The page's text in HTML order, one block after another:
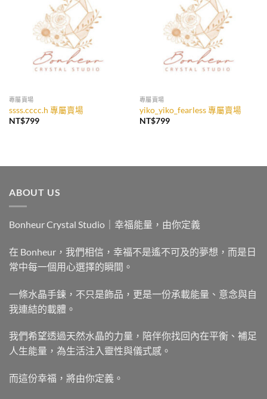
專屬賣場
ssss.cccc.h 專屬賣場
NT$799
專屬賣場
yiko_yiko_fearless 專屬賣場
NT$799
ABOUT US
Bonheur Crystal Studio｜幸福能量，由你定義
在 Bonheur，我們相信，幸福不是遙不可及的夢想，而是日
常中每一個用心選擇的瞬間。
一條水晶手鍊，不只是飾品，更是一份承載能量、意念與自
我連結的載體。
我們希望透過天然水晶的力量，陪伴你找回內在平衡、補足
人生能量，為生活注入靈性與儀式感。
而這份幸福，將由你定義。